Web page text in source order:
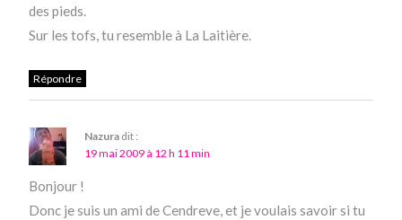
des pieds.
Sur les tofs, tu resemble à La Laitière.
Répondre
Nazura dit :
19 mai 2009 à 12 h 11 min
Bonjour !
Donc je suis un ami de Cendreve, et je voulais savoir si tu